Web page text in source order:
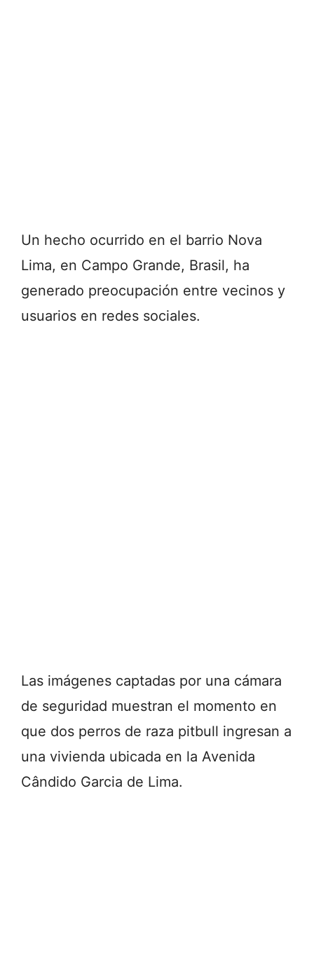
Un hecho ocurrido en el barrio Nova
Lima, en Campo Grande, Brasil, ha
generado preocupación entre vecinos y
usuarios en redes sociales.
Las imágenes captadas por una cámara
de seguridad muestran el momento en
que dos perros de raza pitbull ingresan a
una vivienda ubicada en la Avenida
Cândido Garcia de Lima.